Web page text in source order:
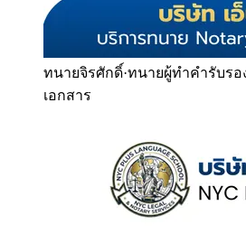
ทนายจิรศักดิ์·ทนายผู้ทำคำรับรอ
เอกสาร